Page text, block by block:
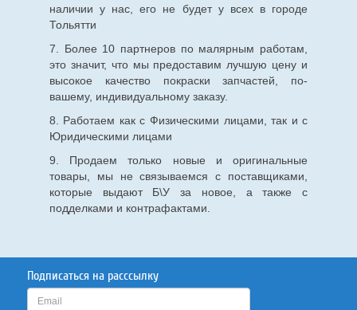
наличии у нас, его не будет у всех в городе
Тольятти
7. Более 10 партнеров по малярным работам,
это значит, что мы предоставим лучшую цену и
высокое качество покраски запчастей, по-
вашему, индивидуальному заказу.
8. Работаем как с Физическими лицами, так и с
Юридическими лицами
9. Продаем только новые и оригинальные
товары, мы не связываемся с поставщиками,
которые выдают Б\У за новое, а также с
подделками и контрафактами.
Подписаться на расссылку